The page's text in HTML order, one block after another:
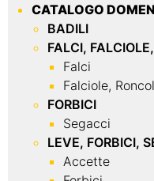
CATALOGO
BADILI
FALCI,
Falci
Falciole,
FORBICI
Segacci
LEVE, FORBICI,
Accette